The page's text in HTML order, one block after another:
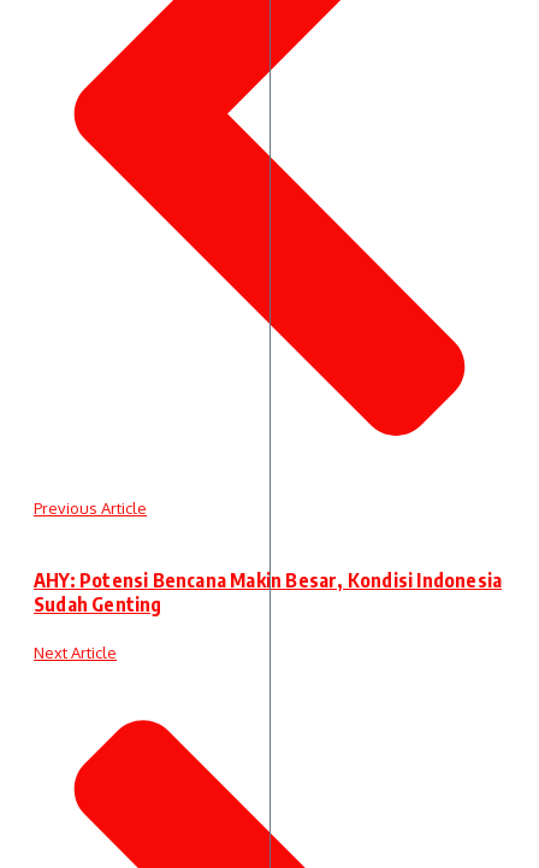
Previous Article
AHY: Potensi Bencana Makin Besar, Kondisi Indonesia
Sudah Genting
Next Article